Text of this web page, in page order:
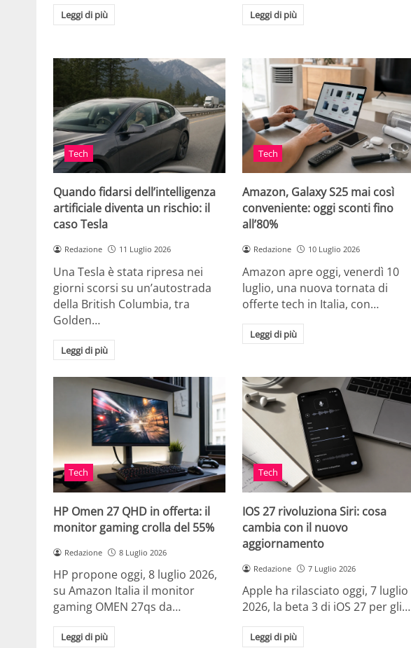
Leggi di più Leggi di più
Tech
Quando fidarsi dell’intelligenza
artificiale diventa un rischio: il
caso Tesla
Redazione 11 Luglio 2026
Una Tesla è stata ripresa nei
giorni scorsi su un’autostrada
della British Columbia, tra
Golden…
Leggi di più
Tech
Amazon, Galaxy S25 mai così
conveniente: oggi sconti fino
all’80%
Redazione 10 Luglio 2026
Amazon apre oggi, venerdì 10
luglio, una nuova tornata di
offerte tech in Italia, con…
Leggi di più
Tech
HP Omen 27 QHD in offerta: il
monitor gaming crolla del 55%
Redazione 8 Luglio 2026
HP propone oggi, 8 luglio 2026,
su Amazon Italia il monitor
gaming OMEN 27qs da…
Leggi di più
Tech
IOS 27 rivoluziona Siri: cosa
cambia con il nuovo
aggiornamento
Redazione 7 Luglio 2026
Apple ha rilasciato oggi, 7 luglio
2026, la beta 3 di iOS 27 per gli…
Leggi di più